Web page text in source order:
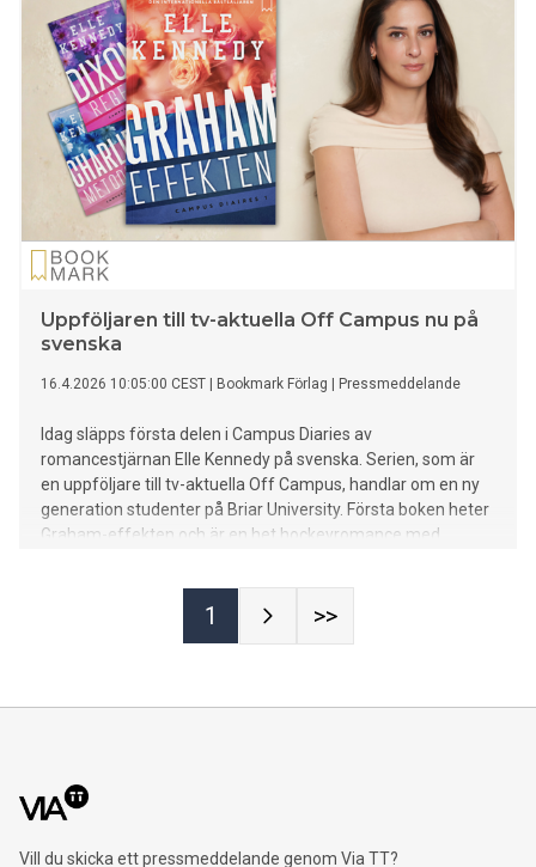
Uppföljaren till tv-aktuella Off Campus nu på
svenska
16.4.2026 10:05:00 CEST Bookmark Förlag Pressmeddelande
Idag släpps första delen i Campus Diaries av
romancestjärnan Elle Kennedy på svenska. Serien, som är
en uppföljare till tv-aktuella Off Campus, handlar om en ny
generation studenter på Briar University. Första boken heter
Graham-effekten och är en het hockeyromance med
1 >>
Vill du skicka ett pressmeddelande genom Via TT?